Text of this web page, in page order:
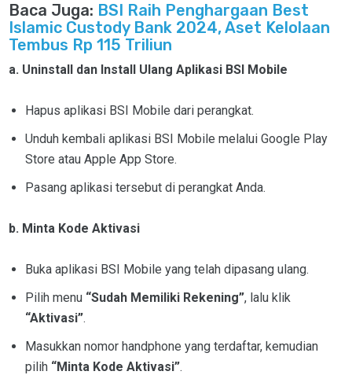
Baca Juga: BSI Raih Penghargaan Best
Islamic Custody Bank 2024, Aset Kelolaan
Tembus Rp 115 Triliun
a. Uninstall dan Install Ulang Aplikasi BSI Mobile
Hapus aplikasi BSI Mobile dari perangkat.
Unduh kembali aplikasi BSI Mobile melalui Google Play
Store atau Apple App Store.
Pasang aplikasi tersebut di perangkat Anda.
b. Minta Kode Aktivasi
Buka aplikasi BSI Mobile yang telah dipasang ulang.
Pilih menu “Sudah Memiliki Rekening”, lalu klik
“Aktivasi”.
Masukkan nomor handphone yang terdaftar, kemudian
pilih “Minta Kode Aktivasi”.